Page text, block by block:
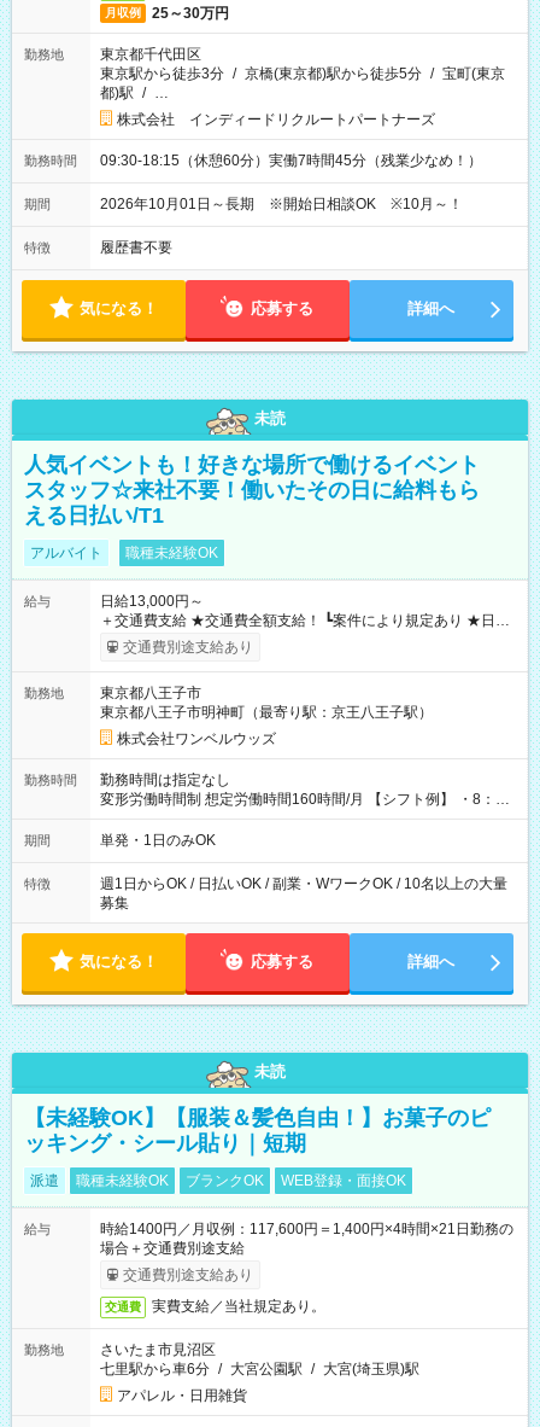
月収例 25～30万円
勤務地
東京都千代田区
東京駅から徒歩3分 / 京橋(東京都)駅から徒歩5分 / 宝町(東京
都)駅 / …
株式会社 インディードリクルートパートナーズ
勤務時間 09:30-18:15（休憩60分）実働7時間45分（残業少なめ！）
期間 2026年10月01日～長期 ※開始日相談OK ※10月～！
特徴 履歴書不要
気になる！ 応募する 詳細へ
未読
人気イベントも！好きな場所で働けるイベント
スタッフ☆来社不要！働いたその日に給料もら
える日払い/T1
アルバイト 職種未経験OK
給与
日給13,000円～
＋交通費支給 ★交通費全額支給！ ┗案件により規定あり ★日払
いOK！（規定あり） ┗働いたその日に現金GET♪ お仕事後はコ
ンビニATMから 日払い分を引き落とせます！ 【試用期間】試
交通費別途支給あり
勤務地
東京都八王子市
東京都八王子市明神町（最寄り駅：京王八王子駅）
株式会社ワンベルウッズ
勤務時間
勤務時間は指定なし
変形労働時間制 想定労働時間160時間/月 【シフト例】 ・8：00
～21：00
期間 単発・1日のみOK
特徴
週1日からOK / 日払いOK / 副業・WワークOK / 10名以上の大量
募集
気になる！ 応募する 詳細へ
未読
【未経験OK】【服装＆髪色自由！】お菓子のピ
ッキング・シール貼り｜短期
派遣 職種未経験OK ブランクOK WEB登録・面接OK
給与
時給1400円／月収例：117,600円＝1,400円×4時間×21日勤務の
場合＋交通費別途支給
交通費別途支給あり
交通費 実費支給／当社規定あり。
勤務地
さいたま市見沼区
七里駅から車6分 / 大宮公園駅 / 大宮(埼玉県)駅
アパレル・日用雑貨